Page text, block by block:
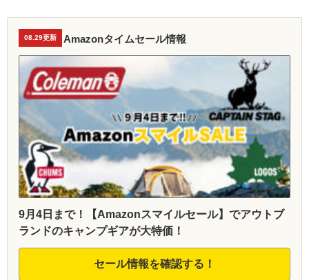
08.29更新 Amazonタイムセール情報
9月4日まで！【Amazonスマイルセール】でアウトブ
ランドのキャンプギアが大特価！
セール情報を確認する！